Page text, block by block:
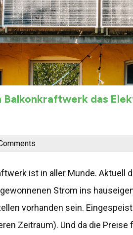
Balkonkraftwerk das
ist in aller Munde. Aktuell
Strom ins
vorhanden sein.
Zeitraum). Und da die